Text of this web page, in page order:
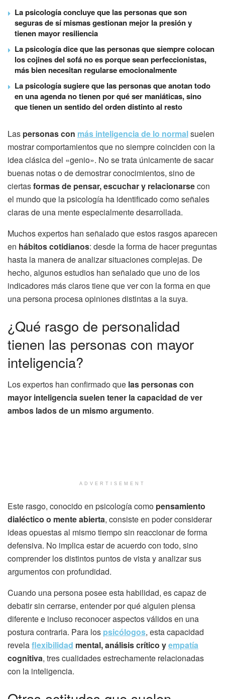
La psicología concluye que las personas que son
seguras de sí mismas gestionan mejor la presión y
tienen mayor resiliencia
La psicología dice que las personas que siempre colocan
los cojines del sofá no es porque sean perfeccionistas,
más bien necesitan regularse emocionalmente
La psicología sugiere que las personas que anotan todo
en una agenda no tienen por qué ser maniáticas, sino
que tienen un sentido del orden distinto al resto
Las personas con más inteligencia de lo normalsuelen
mostrar comportamientos que no siempre coinciden con la
idea clásica del «genio». No se trata únicamente de sacar
buenas notas o de demostrar conocimientos, sino de
ciertasformas de pensar, escuchar y relacionarsecon
el mundo que la psicología ha identificado como señales
claras de una mente especialmente desarrollada.
Muchos expertos han señalado que estos rasgos aparecen
en hábitos cotidianos: desde la forma de hacer preguntas
hasta la manera de analizar situaciones complejas. De
hecho, algunos estudios han señalado que uno de los
indicadores más claros tiene que ver con la forma en que
una persona procesa opiniones distintas a la suya.
¿Qué rasgo de personalidad
tienen las personas con mayor
inteligencia?
Los expertos han confirmado que las personas con
mayor inteligencia suelen tener la capacidad de ver
ambos lados de un mismo argumento.
ADVERTISEMENT
Este rasgo, conocido en psicología como pensamiento
dialéctico o mente abierta, consiste en poder considerar
ideas opuestas al mismo tiempo sin reaccionar de forma
defensiva. No implica estar de acuerdo con todo, sino
comprender los distintos puntos de vista y analizar sus
argumentos con profundidad.
Cuando una persona posee esta habilidad, es capaz de
debatir sin cerrarse, entender por qué alguien piensa
diferente e incluso reconocer aspectos válidos en una
postura contraria. Para los psicólogos, esta capacidad
revelaflexibilidad mental, análisis crítico yempatía
cognitiva, tres cualidades estrechamente relacionadas
con la inteligencia.